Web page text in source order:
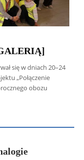
się w dniach 20–24
„Połączenie
obozu
Antoni Radczenko
Grzegorz Górny